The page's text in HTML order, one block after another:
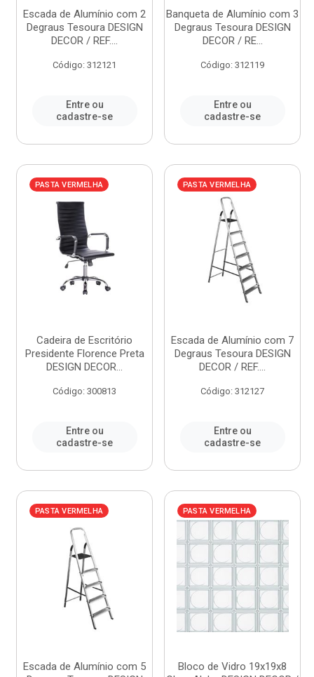
Escada de Alumínio com 2
Degraus Tesoura DESIGN
DECOR / REF....
Código: 312121
Entre ou
cadastre-se
Banqueta de Alumínio com 3
Degraus Tesoura DESIGN
DECOR / RE...
Código: 312119
Entre ou
cadastre-se
PASTA VERMELHA
Cadeira de Escritório
Presidente Florence Preta
DESIGN DECOR...
Código: 300813
Entre ou
cadastre-se
PASTA VERMELHA
Escada de Alumínio com 7
Degraus Tesoura DESIGN
DECOR / REF....
Código: 312127
Entre ou
cadastre-se
PASTA VERMELHA
Escada de Alumínio com 5
PASTA VERMELHA
Bloco de Vidro 19x19x8